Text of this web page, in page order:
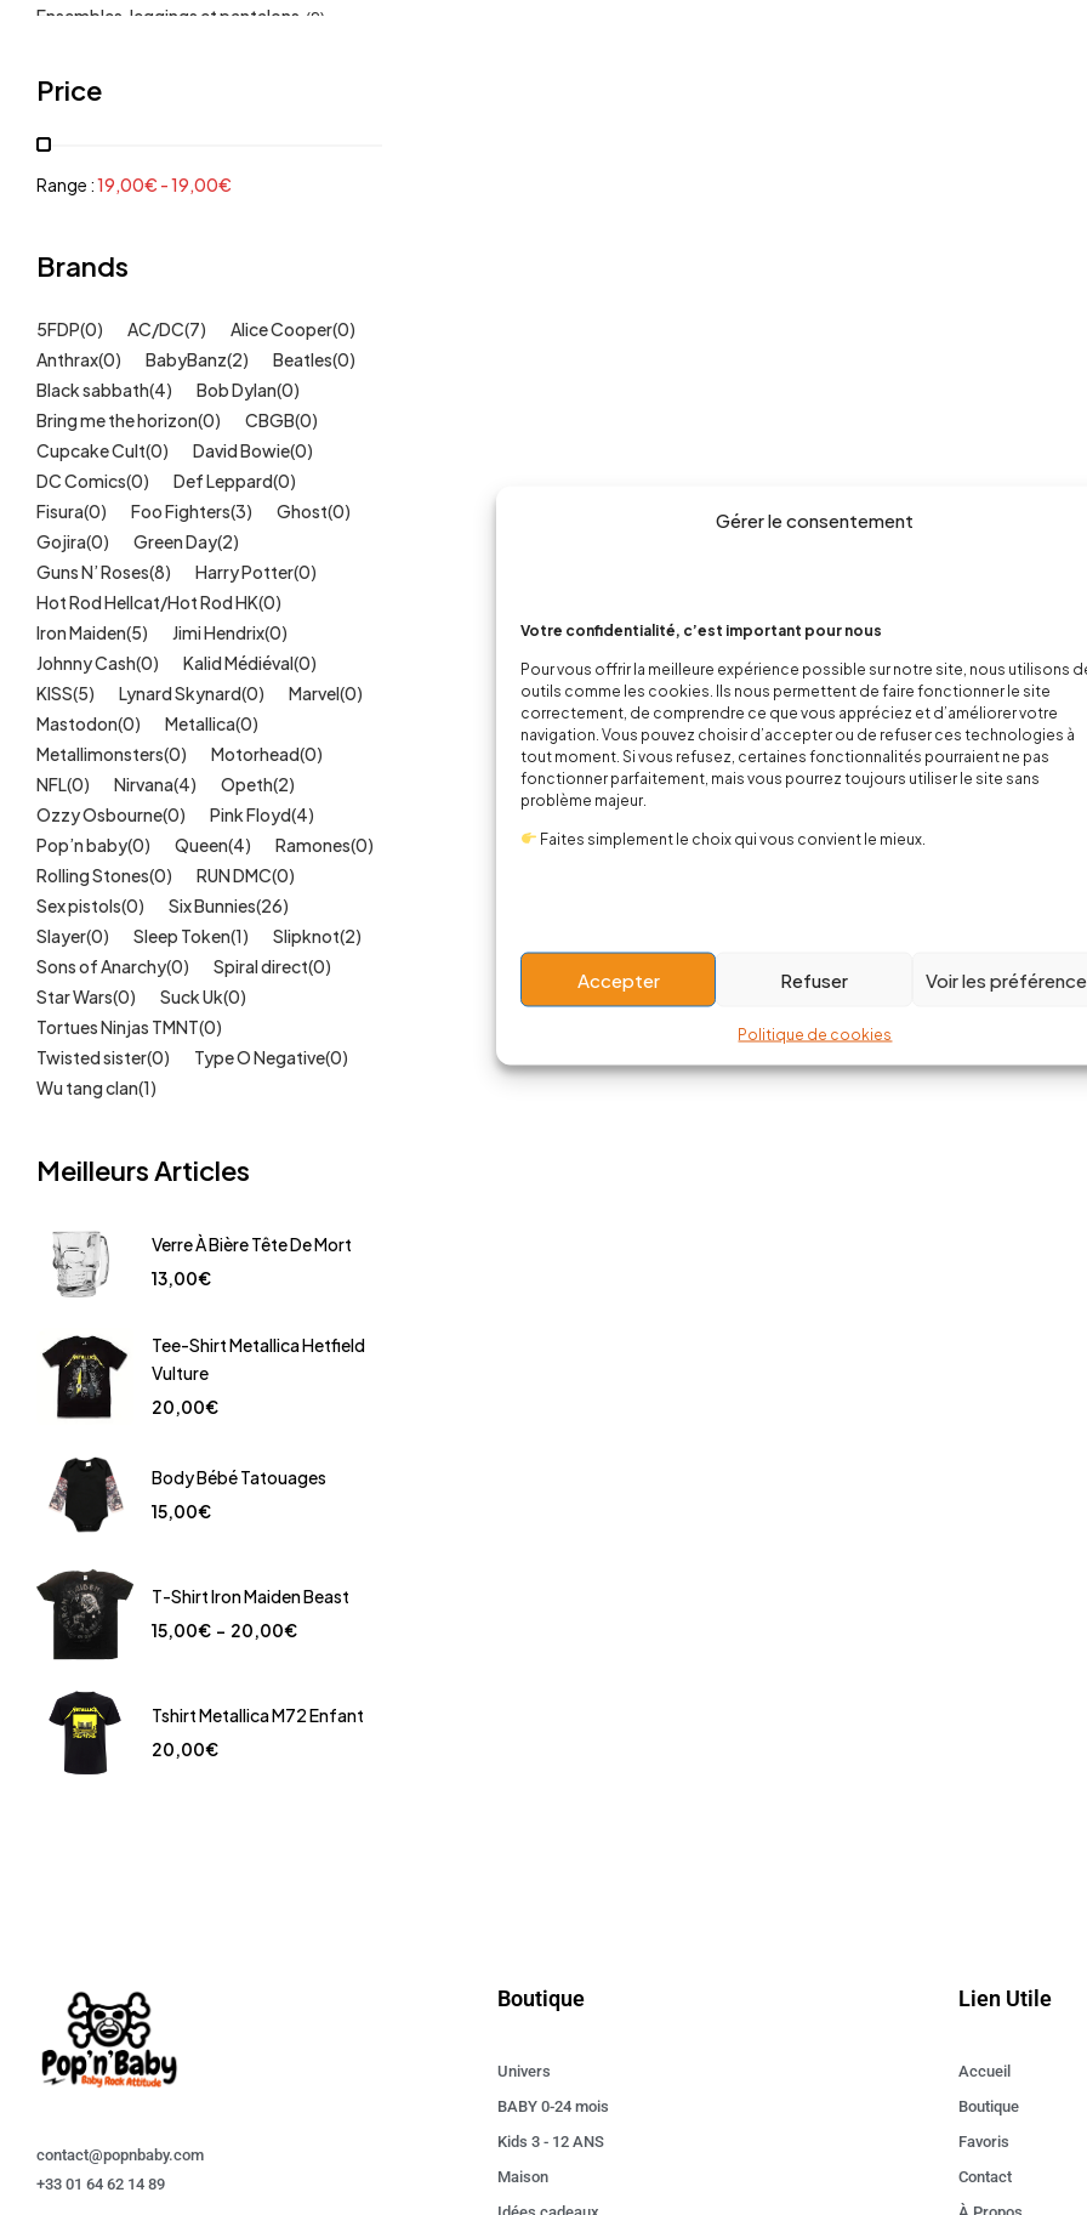
Gérer le consentement
Votre confidentialité, c’est important pour nous
Pour vous offrir la meilleure expérience possible sur notre site, nous utilisons
outils comme les cookies. Ils nous permettent de faire fonctionner le site
correctement, de comprendre ce que vous appréciez et d’améliorer votre
navigation. Vous pouvez choisir d’accepter ou de refuser ces technologies à
tout moment. Si vous refusez, certaines fonctionnalités pourraient ne pas
fonctionner parfaitement, mais vous pourrez toujours utiliser le site sans
problème majeur.
Faites simplement le choix qui vous convient le mieux.
Accepter Refuser Voir les
Politique de cookies
Ensembles, leggings et pantalons (9)
Mode Fille
Mode Garçon
Sweat, pulls, gilets (6)
Tétines (11)
Kids (209)
Outlet (40)
Univers (422)
Price
Range :19,00€ -19,00€
Brands
5FDP(0) AC/DC(7) Alice Cooper(0)
Anthrax(0) BabyBanz(2) Beatles(0)
Black sabbath(4) Bob Dylan(0)
Bring me the horizon(0) CBGB(0)
Cupcake Cult(0) David Bowie(0)
DC Comics(0) Def Leppard(0)
Fisura(0) Foo Fighters(3) Ghost(0)
Gojira(0) Green Day(2)
Guns N’ Roses(8) Harry Potter(0)
Hot Rod Hellcat/Hot Rod HK(0)
Iron Maiden(5) Jimi Hendrix(0)
Johnny Cash(0) Kalid Médiéval(0)
KISS(5) Lynard Skynard(0) Marvel(0)
Mastodon(0) Metallica(0)
Metallimonsters(0) Motorhead(0)
NFL(0) Nirvana(4) Opeth(2)
Ozzy Osbourne(0) Pink Floyd(4)
Pop’n baby(0) Queen(4) Ramones(0)
Rolling Stones(0) RUN DMC(0)
Sex pistols(0) Six Bunnies(26)
Slayer(0) Sleep Token(1) Slipknot(2)
Sons of Anarchy(0) Spiral direct(0)
Star Wars(0) Suck Uk(0)
Tortues Ninjas TMNT(0)
Twisted sister(0) Type O Negative(0)
Wu tang clan(1)
Meilleurs Articles
Verre À Bière Tête De Mort
13,00€
Tee-Shirt Metallica Hetfield
Vulture
20,00€
Body Bébé Tatouages
15,00€
T-Shirt Iron Maiden Beast
15,00€ – 20,00€
Tshirt Metallica M72 Enfant
20,00€
contact@popnbaby.com
+33 01 64 62 14 89
Boutique
Univers
BABY 0-24 mois
Kids 3 - 12 ANS
Maison
Lien Utile
Accueil
Boutique
Favoris
Contact